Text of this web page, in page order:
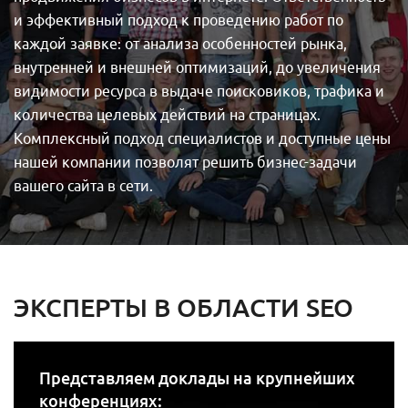
и эффективный подход к проведению работ по
каждой заявке: от анализа особенностей рынка,
внутренней и внешней оптимизаций, до увеличения
видимости ресурса в выдаче поисковиков, трафика и
количества целевых действий на страницах.
Комплексный подход специалистов и доступные цены
нашей компании позволят решить бизнес-задачи
вашего сайта в сети.
ЭКСПЕРТЫ В ОБЛАСТИ SEO
Представляем доклады на крупнейших
конференциях: